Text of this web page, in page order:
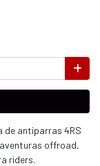
de antiparras 4RS
offroad,
riders.